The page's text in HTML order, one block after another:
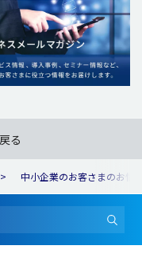
る
中小企業のお客さまのお悩